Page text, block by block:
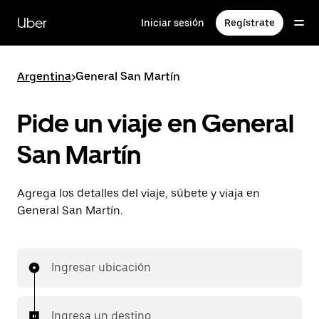
contenido
principal
Uber Iniciar sesión Regístrate
Argentina>General San Martín
Pide un viaje en General
San Martín
Agrega los detalles del viaje, súbete y viaja en
General San Martín.
Ingresar ubicación
Ingresa un destino